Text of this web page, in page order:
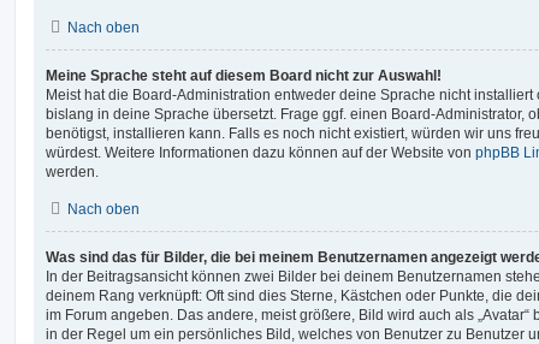
Nach oben
Meine Sprache steht auf diesem Board nicht zur Auswahl!
Meist hat die Board-Administration entweder deine Sprache nicht
bislang in deine Sprache übersetzt. Frage ggf. einen Board-Administrator,
benötigst, installieren kann. Falls es noch nicht existiert, würden wir uns
würdest. Weitere Informationen dazu können auf der Website von phpBB
werden.
Nach oben
Was sind das für Bilder, die bei meinem Benutzernamen angezeigt
In der Beitragsansicht können zwei Bilder bei deinem Benutzernamen
deinem Rang verknüpft: Oft sind dies Sterne, Kästchen oder Punkte, die
im Forum angeben. Das andere, meist größere, Bild wird auch als
in der Regel um ein persönliches Bild, welches von Benutzer zu Benutzer